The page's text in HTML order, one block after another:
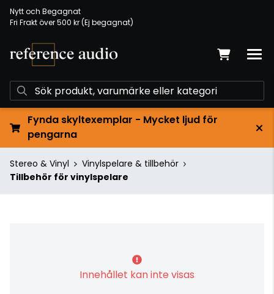
Nytt och Begagnat
Fri Frakt över 500 kr (Ej begagnat)
Fynda skyltexemplar - Mycket ljud för
pengarna
Stereo & Vinyl
Vinylspelare & tillbehör
Tillbehör för vinylspelare
Innehållet kan inte visas